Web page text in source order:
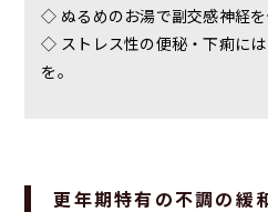
◇ ぬるめのお湯で副交感神経を
◇ ストレス性の便秘・下痢に
を。
更年期特有の不調の緩